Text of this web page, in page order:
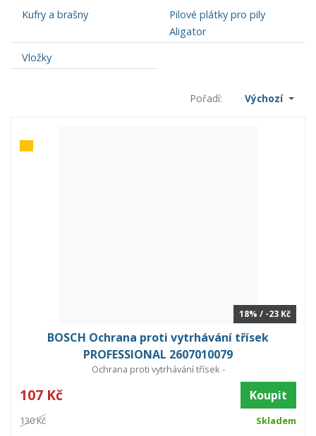
Kufry a brašny
Pilové plátky pro pily
Aligator
Vložky
Pořadí: Výchozí
18% / -23 Kč
BOSCH Ochrana proti vytrhávání třísek
PROFESSIONAL 2607010079
Ochrana proti vytrhávání třísek -
107 Kč Koupit
130 Kč Skladem